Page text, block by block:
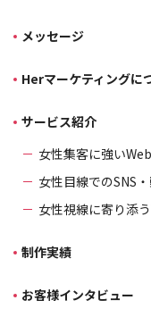
メッセージ
Herマーケティングに
サービス紹介
女性集客に強い
女性目線でのSNS
女性視線に寄り添
制作実績
お客様インタビュー